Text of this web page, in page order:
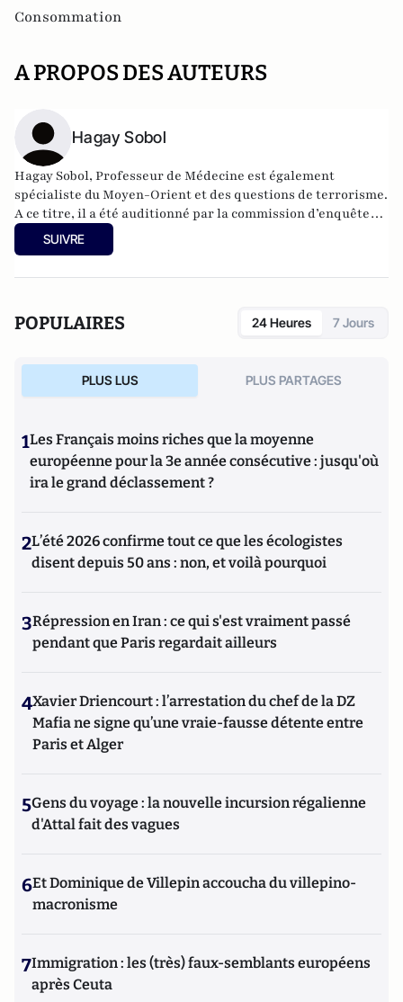
Consommation
A PROPOS DES AUTEURS
Hagay Sobol
Hagay Sobol, Professeur de Médecine est également
spécialiste du Moyen-Orient et des questions de terrorisme.
A ce titre, il a été auditionné par la commission d’enquête
parlementaire de l’Assemblée Nationale sur les individus et
les filières djihadistes. Ancien élu PS et secrétaire fédéral
milite pour le dialogue interculturel depuis de nombreuses
SUIVRE
POPULAIRES 24 Heures 7 Jours
PLUS LUS PLUS PARTAGES
1Les Français moins riches que la moyenne
européenne pour la 3e année consécutive : jusqu'où
ira le grand déclassement ?
2L’été 2026 confirme tout ce que les écologistes
disent depuis 50 ans : non, et voilà pourquoi
3Répression en Iran : ce qui s'est vraiment passé
pendant que Paris regardait ailleurs
4Xavier Driencourt : l’arrestation du chef de la DZ
Mafia ne signe qu’une vraie-fausse détente entre
Paris et Alger
5Gens du voyage : la nouvelle incursion régalienne
d'Attal fait des vagues
6Et Dominique de Villepin accoucha du villepino-
macronisme
7Immigration : les (très) faux-semblants européens
après Ceuta